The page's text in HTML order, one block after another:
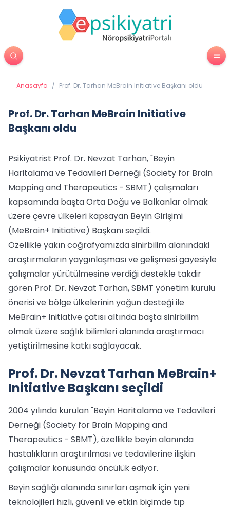
Anasayfa / Prof. Dr. Tarhan MeBrain Initiative Başkanı oldu
Prof. Dr. Tarhan MeBrain Initiative
Başkanı oldu
Psikiyatrist Prof. Dr. Nevzat Tarhan, "Beyin
Haritalama ve Tedavileri Derneği (Society for Brain
Mapping and Therapeutics - SBMT) çalışmaları
kapsamında başta Orta Doğu ve Balkanlar olmak
üzere çevre ülkeleri kapsayan Beyin Girişimi
(MeBrain+ Initiative) Başkanı seçildi.
Özellikle yakın coğrafyamızda sinirbilim alanındaki
araştırmaların yaygınlaşması ve gelişmesi gayesiyle
çalışmalar yürütülmesine verdiği destekle takdir
gören Prof. Dr. Nevzat Tarhan, SBMT yönetim kurulu
önerisi ve bölge ülkelerinin yoğun desteği ile
MeBrain+ Initiative çatısı altında başta sinirbilim
olmak üzere sağlık bilimleri alanında araştırmacı
yetiştirilmesine katkı sağlayacak.
Prof. Dr. Nevzat Tarhan MeBrain+
Initiative Başkanı seçildi
2004 yılında kurulan "Beyin Haritalama ve Tedavileri
Derneği (Society for Brain Mapping and
Therapeutics - SBMT), özellikle beyin alanında
hastalıkların araştırılması ve tedavilerine ilişkin
çalışmalar konusunda öncülük ediyor.
Beyin sağlığı alanında sınırları aşmak için yeni
teknolojileri hızlı, güvenli ve etkin biçimde tıp